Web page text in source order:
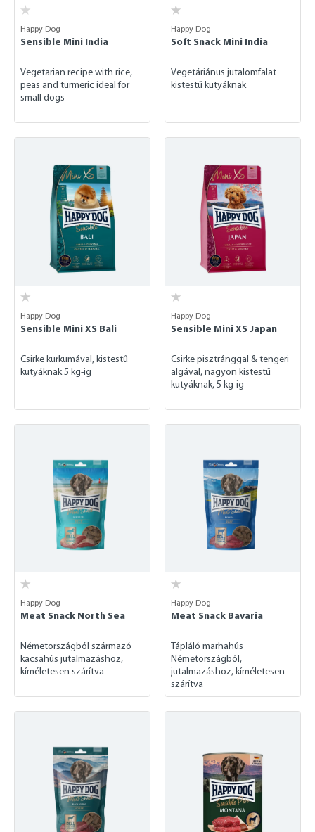
Happy Dog
Sensible Mini India
Vegetarian recipe with rice,
peas and turmeric ideal for
small dogs
Happy Dog
Soft Snack Mini India
Vegetáriánus jutalomfalat
kistestű kutyáknak
Happy Dog
Sensible Mini XS Bali
Csirke kurkumával, kistestű
kutyáknak 5 kg-ig
Happy Dog
Sensible Mini XS Japan
Csirke pisztránggal & tengeri
algával, nagyon kistestű
kutyáknak, 5 kg-ig
Happy Dog
Meat Snack North Sea
Németországból származó
kacsahús jutalmazáshoz,
kíméletesen szárítva
Happy Dog
Meat Snack Bavaria
Tápláló marhahús
Németországból,
jutalmazáshoz, kíméletesen
szárítva